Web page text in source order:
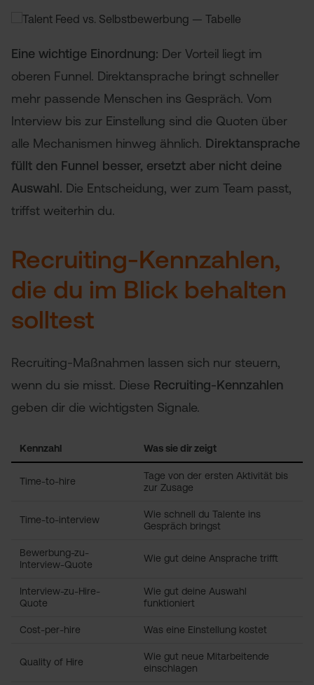
Eine wichtige Einordnung: Der Vorteil liegt im
oberen Funnel. Direktansprache bringt schneller
mehr passende Menschen ins Gespräch. Vom
Interview bis zur Einstellung sind die Quoten über
alle Mechanismen hinweg ähnlich. Direktansprache
füllt den Funnel besser, ersetzt aber nicht deine
Auswahl. Die Entscheidung, wer zum Team passt,
triffst weiterhin du.
Recruiting-Kennzahlen,
die du im Blick behalten
solltest
Recruiting-Maßnahmen lassen sich nur steuern,
wenn du sie misst. Diese Recruiting-Kennzahlen
geben dir die wichtigsten Signale.
Kennzahl Was sie dir zeigt
Time-to-hire
Tage von der ersten Aktivität bis
zur Zusage
Time-to-interview
Wie schnell du Talente ins
Gespräch bringst
Bewerbung-zu-
Interview-Quote
Wie gut deine Ansprache trifft
Interview-zu-Hire-
Quote
Wie gut deine Auswahl
funktioniert
Cost-per-hire Was eine Einstellung kostet
Quality of Hire
Wie gut neue Mitarbeitende
einschlagen